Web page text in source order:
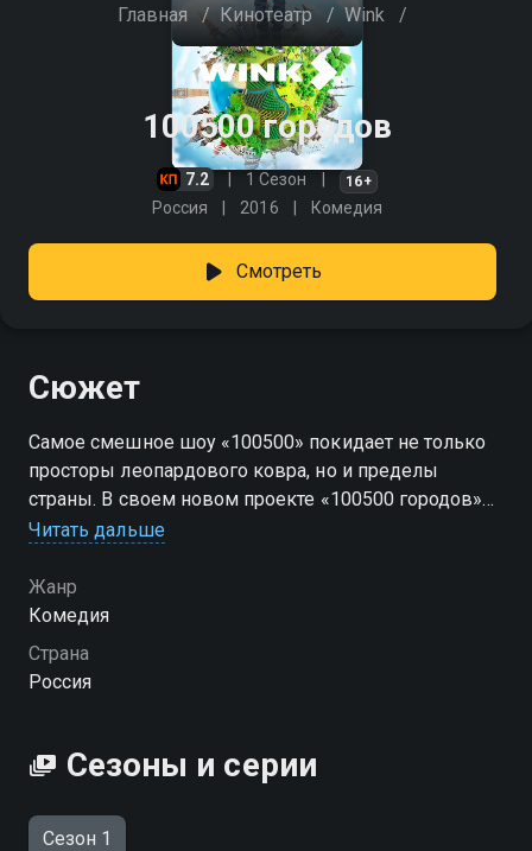
Главная / Кинотеатр / Wink /
100500 городов
7.2 1 Сезон 16+
Россия 2016 Комедия
Смотреть
Сюжет
Самое смешное шоу «100500» покидает не только
просторы леопардового ковра, но и пределы
страны. В своем новом проекте «100500 городов»
Максим Голополосов раскроет зрителям «Че»
уморительные видео из разных частей света. Так
над западом ещё никто не стебался. Смотри онлайн
новое безумное шоу от Макса Голополосова
«100500 городов» после эфира на канале «Че»!
Читать дальше
Жанр
Комедия
Страна
Россия
Сезоны и серии
Сезон 1